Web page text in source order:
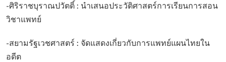
-ศิริราชบุราณปวัตติ์ : นำเสนอประวัติศาสตร์การเรียนการสอน
วิชาแพทย์
-สยามรัฐเวชศาสตร์ : จัดแสดงเกี่ยวกับการแพทย์แผนไทยใน
อดีต